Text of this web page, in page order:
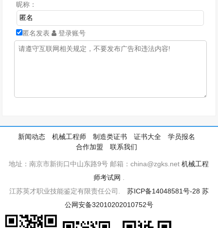
昵称：
匿名发表 登录账号
新闻动态 机械工程师 制造类证书 证书大全
学员报名
合作加盟
联系我们
地址：南京市新街口中山东路9号 邮箱：china@zgks.net机械工程
师考试网
江苏英才职业技能鉴定有限责任公司. 苏ICP备14048581号-28 苏
公网安备32010202010752号